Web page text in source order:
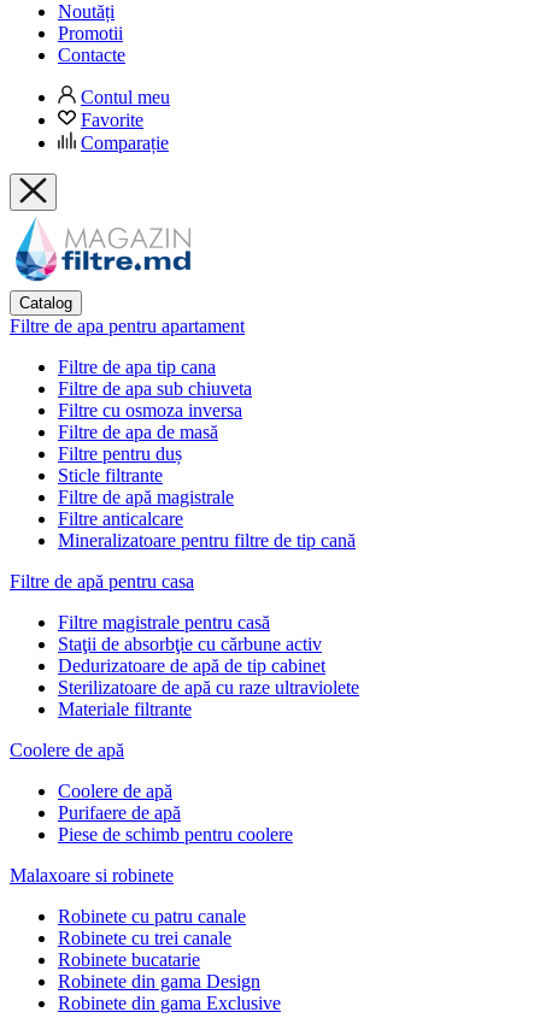
Noutăți
Promotii
Contacte
Contul meu
Favorite
Comparație
Catalog
Filtre de apa pentru apartament
Filtre de apa tip cana
Filtre de apa sub chiuveta
Filtre cu osmoza inversa
Filtre de apa de masă
Filtre pentru duș
Sticle filtrante
Filtre de apă magistrale
Filtre anticalcare
Mineralizatoare pentru filtre de tip cană
Filtre de apă pentru casa
Filtre magistrale pentru casă
Staţii de absorbţie cu cărbune activ
Dedurizatoare de apă de tip cabinet
Sterilizatoare de apă cu raze ultraviolete
Materiale filtrante
Coolere de apă
Сoolere de apă
Purifaere de apă
Piese de schimb pentru coolere
Malaxoare si robinete
Robinete cu patru canale
Robinete cu trei canale
Robinete bucatarie
Robinete din gama Design
Robinete din gama Exclusive